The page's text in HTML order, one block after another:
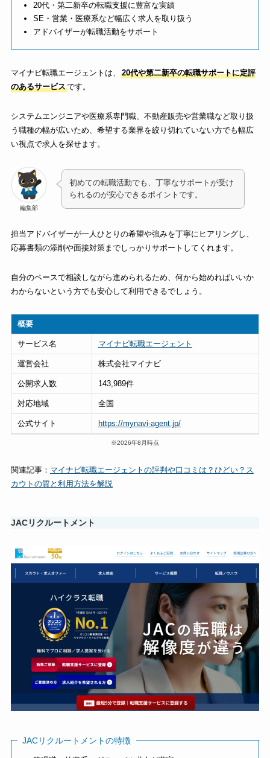
20代・第二新卒の転職支援に豊富な実績
SE・営業・医療系など幅広く求人を取り扱う
アドバイザーが転職活動をサポート
マイナビ転職エージェントは、
20代や第二新卒の転職サポートに定評
のあるサービスです。
システムエンジニアや医療系専門職、不動産販売や営業職など取り扱
う職種の幅が広いため、希望する業界を絞り切れていない方でも幅広
い視点で求人を探せます。
編集部
初めての転職活動でも、丁寧なサポートが受け
られるのが安心できるポイントです。
担当アドバイザーが一人ひとりの希望や強みを丁寧にヒアリングし、
応募書類の添削や面接対策までしっかりサポートしてくれます。
自分のペースで相談しながら進められるため、何から始めればいいか
わからないという方でも安心して利用できるでしょう。
概要
サービス名 マイナビ転職エージェント
運営会社 株式会社マイナビ
公開求人数 143,989件
対応地域 全国
公式サイト https://mynavi-agent.jp/
※2026年8月時点
関連記事： マイナビ転職エージェントの評判や口コミは？ひどい？ス
カウトの質と利用方法を解説
JACリクルートメント
JACリクルートメントの特徴